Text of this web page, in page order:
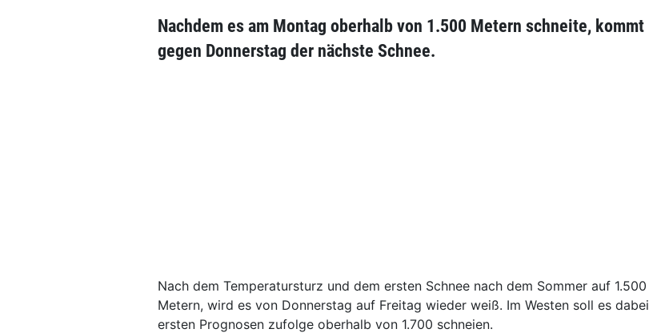
Nachdem es am Montag oberhalb von 1.500 Metern schneite, kommt
gegen Donnerstag der nächste Schnee.
Nach dem Temperatursturz und dem ersten Schnee nach dem Sommer auf 1.500
Metern, wird es von Donnerstag auf Freitag wieder weiß. Im Westen soll es dabei
ersten Prognosen zufolge oberhalb von 1.700 schneien.